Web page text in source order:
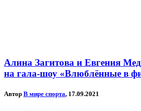
Алина Загитова и Евгения
на гала-шоу «Влюблённые в
Автор В мире спорта, 17.09.2021